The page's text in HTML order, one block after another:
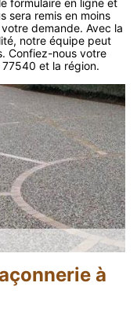
sera remis en moins
demande. Avec la
notre équipe peut
Confiez-nous votre
et la région.
à